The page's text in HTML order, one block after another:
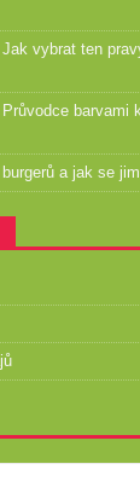
vybrat ten
barvami
a jak se